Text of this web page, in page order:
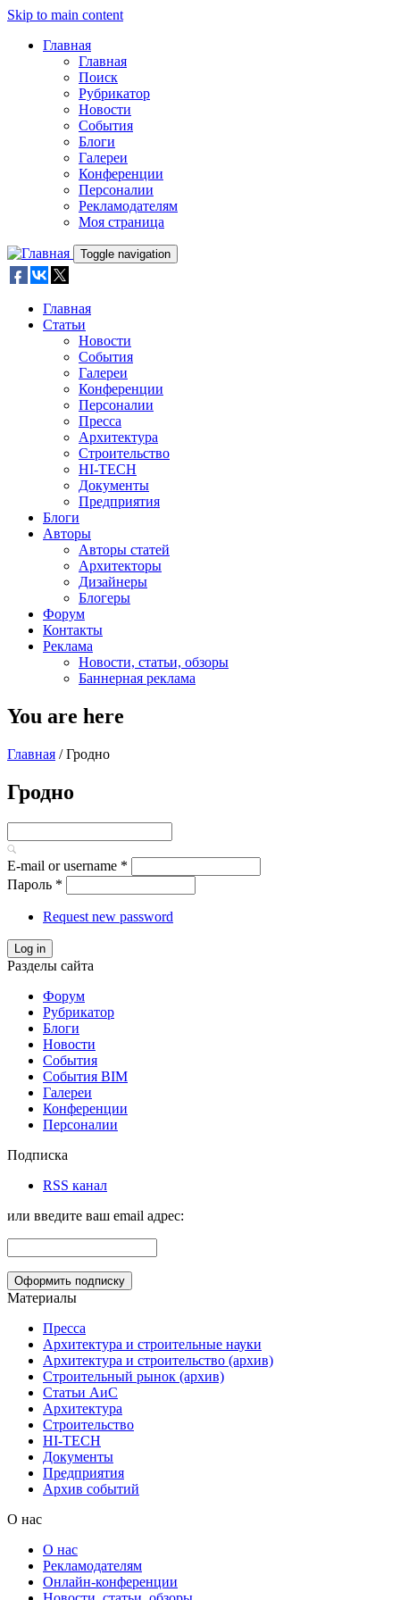
Skip to main content
Главная
Главная
Поиск
Рубрикатор
Новости
События
Блоги
Галереи
Конференции
Персоналии
Рекламодателям
Моя страница
Toggle navigation
Главная
Статьи
Новости
События
Галереи
Конференции
Персоналии
Пресса
Архитектура
Строительство
HI-TECH
Документы
Предприятия
Блоги
Авторы
Авторы статей
Архитекторы
Дизайнеры
Блогеры
Форум
Контакты
Реклама
Новости, статьи, обзоры
Баннерная реклама
You are here
Главная / Гродно
Гродно
E-mail or username *
Пароль *
Request new password
Log in
Разделы сайта
Форум
Рубрикатор
Блоги
Новости
События
События BIM
Галереи
Конференции
Персоналии
Подписка
RSS канал
или введите ваш email адрес:
Материалы
Пресса
Архитектура и строительные науки
Архитектура и строительство (архив)
Строительный рынок (архив)
Статьи АиС
Архитектура
Строительство
HI-TECH
Документы
Предприятия
Архив событий
О нас
О нас
Рекламодателям
Онлайн-конференции